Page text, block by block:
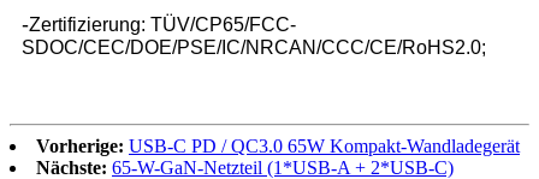
-Zertifizierung: TÜV/CP65/FCC-
SDOC/CEC/DOE/PSE/IC/NRCAN/CCC/CE/RoHS2.0;
Vorherige: USB-C PD / QC3.0 65W Kompakt-Wandladegerät
Nächste: 65-W-GaN-Netzteil (1*USB-A + 2*USB-C)